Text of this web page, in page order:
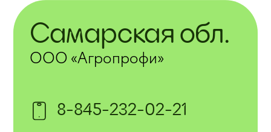
Самарская обл.
ООО «Агропрофи»
8-845-232-02-21